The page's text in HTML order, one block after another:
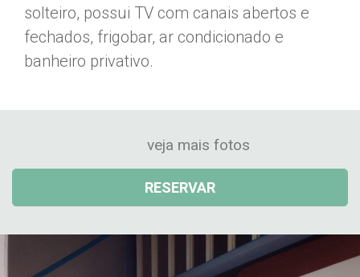
solteiro, possui TV com canais abertos e
fechados, frigobar, ar condicionado e
banheiro privativo.
veja mais fotos
RESERVAR